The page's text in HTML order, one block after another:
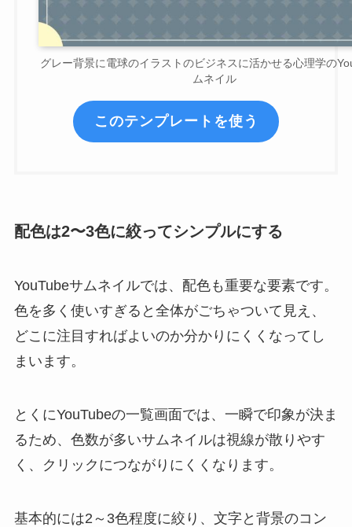
グレー背景に電球のイラストのビジネスに活かせる心理学の
ムネイル
このテンプレートを使う
配色は2〜3色に絞ってシンプルにする
YouTubeサムネイルでは、配色も重要な要素です。
色を多く使いすぎると全体がごちゃついて見え、
どこに注目すればよいのか分かりにくくなってし
まいます。
とくにYouTubeの一覧画面では、一瞬で印象が決ま
るため、色数が多いサムネイルは視線が散りやす
く、クリックにつながりにくくなります。
基本的には2～3色程度に絞り、文字と背景のコン